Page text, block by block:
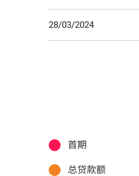
28/03/2024
首期
总贷款额